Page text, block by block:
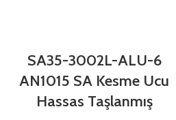
SA35-3002L-ALU-6
AN1015 SA Kesme Ucu
Hassas Taşlanmış